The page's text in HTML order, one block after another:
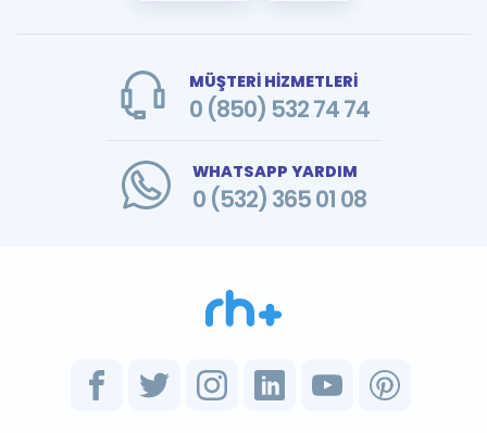
MÜŞTERİ HİZMETLERİ
0 (850) 532 74 74
WHATSAPP YARDIM
0 (532) 365 01 08